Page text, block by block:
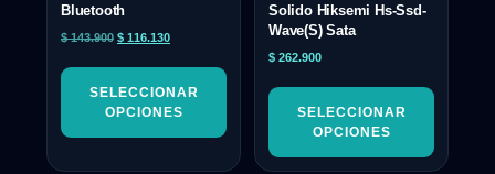
Bluetooth
$143.900 $ 116.130
SELECCIONAR
OPCIONES
Solido Hiksemi Hs-Ssd-
Wave(S) Sata
$ 262.900
SELECCIONAR
OPCIONES